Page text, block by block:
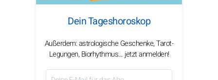
Dein Tageshoroskop
Außerdem: astrologische Geschenke, Tarot-
Legungen, Biorhythmus… jetzt anmelden!